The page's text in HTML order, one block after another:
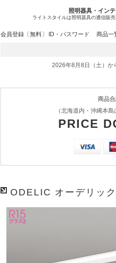
照明器具・イン
ライトスタイルは照明器具の通信販
会員登録〔無料〕 ID・パスワード 商品一
2026年8月8日（土）か
商品
（北海道内・沖縄本
PRICE
ODELIC オーデリッ